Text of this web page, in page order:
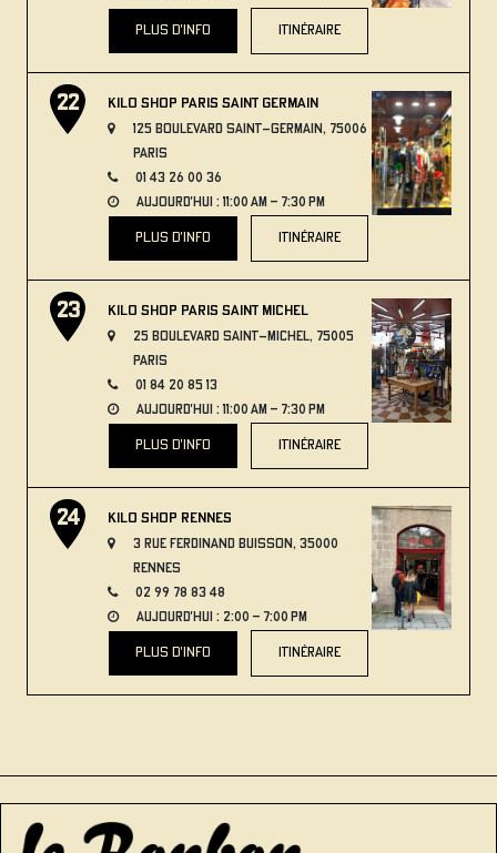
plus d'info itinéraire
Kilo Shop Paris Saint Germain
125 Boulevard Saint-Germain, 75006
Paris
01 43 26 00 36
aujourd'hui : 11:00 AM – 7:30 PM
plus d'info itinéraire
Kilo Shop Paris Saint Michel
25 Boulevard Saint-Michel, 75005
Paris
01 84 20 85 13
aujourd'hui : 11:00 AM – 7:30 PM
plus d'info itinéraire
Kilo Shop Rennes
3 Rue Ferdinand Buisson, 35000
Rennes
02 99 78 83 48
aujourd'hui : 2:00 – 7:00 PM
plus d'info itinéraire
3
5
710
14
15
18
19
20
21